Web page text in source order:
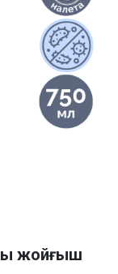
жойғыш